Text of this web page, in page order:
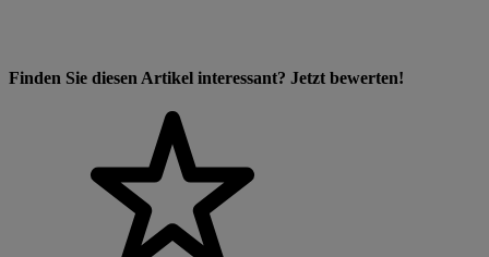
Finden Sie diesen Artikel interessant? Jetzt bewerten!